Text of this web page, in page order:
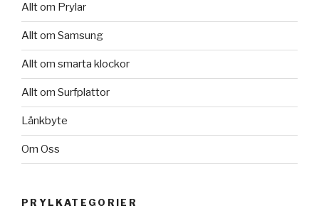
Allt om Prylar
Allt om Samsung
Allt om smarta klockor
Allt om Surfplattor
Länkbyte
Om Oss
PRYLKATEGORIER